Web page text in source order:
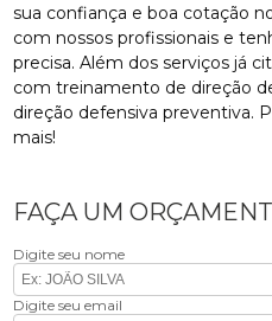
sua confiança e boa cotação
com nossos profissionais e
precisa. Além dos serviços já
com treinamento de direção
direção defensiva preventiva.
mais!
FAÇA UM
Digite seu nome
Digite seu email